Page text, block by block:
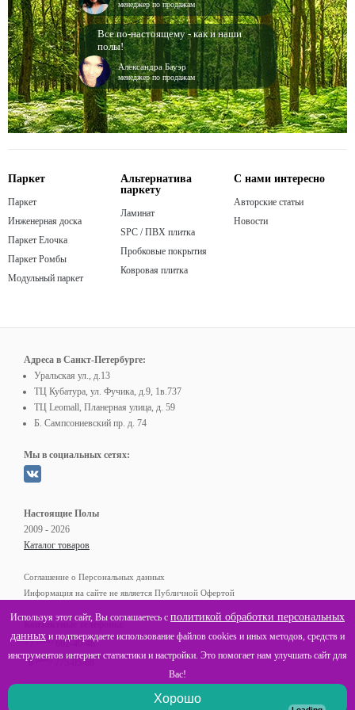
менеджер по продажам
Все по-настоящему - как и наши
полы!
Александра Бауэр
менеджер по продажам
Паркет
Паркет
Инженерная доска
Паркет Елочка
Паркет Ромбы
Модульный паркет
Альтернатива
паркету
Ламинат
SPC / ПВХ плитка
Пробковые покрытия
Ковровая плитка
С нами интересно
Авторские статьи
Новости
Адреса в Санкт-Петербурге:
Уральская ул., д.13
ТЦ Кубатура, ул. Фучика, д.9, 1в.737
ТЦ Leomall, Планерная улица, д. 59
Б. Сампсониевский пр. д. 74
Мы в социальных сетях:
Настоящие Полы
2009 - 2026
Каталог товаров
Соглашение о Персональных данных
Информация на сайте не является Публичной Офертой
Контактные телефоны:
+7(812)
602-40-48
8 (800) 775-05-68
Используя этот сайт, Вы соглашаетесь с политикой обработки персональных
данных и подтверждаете использование файлов cookies и иных методов, средств и
инструментов интернет статистики и настройки. Это помогает нам улучшать сайт для
Вас!
Хорошо